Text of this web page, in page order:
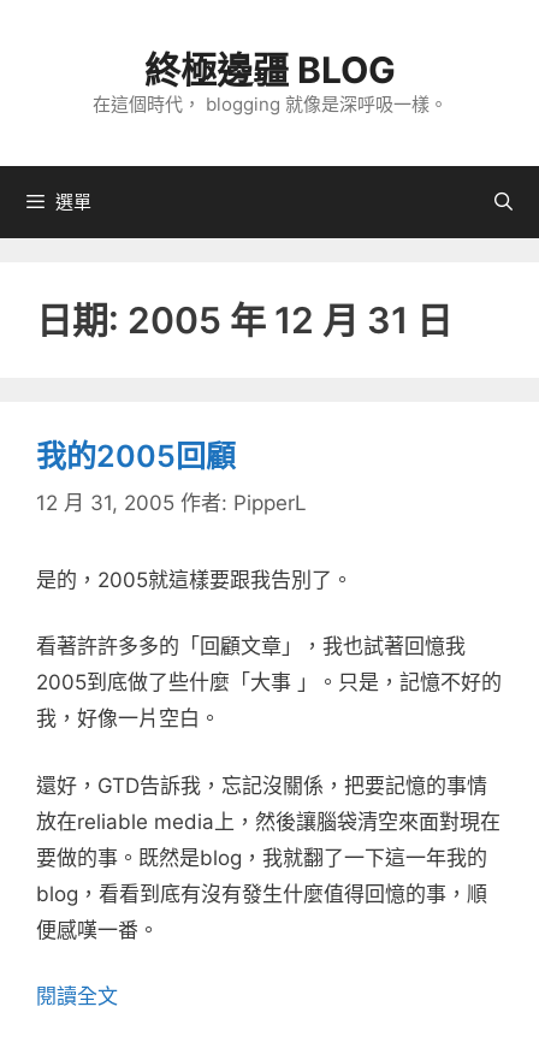
內
終極邊疆 BLOG
在這個時代， blogging 就像是深呼吸一樣。
選單
日期: 2005 年 12 月 31 日
我的2005回顧
12 月 31, 2005 作者: PipperL
是的，2005就這樣要跟我告別了。
看著許許多多的「回顧文章」，我也試著回憶我
2005到底做了些什麼「大事 」。只是，記憶不好的
我，好像一片空白。
還好，GTD告訴我，忘記沒關係，把要記憶的事情
放在reliable media上，然後讓腦袋清空來面對現在
要做的事。既然是blog，我就翻了一下這一年我的
blog，看看到底有沒有發生什麼值得回憶的事，順
便感嘆一番。
閱讀全文